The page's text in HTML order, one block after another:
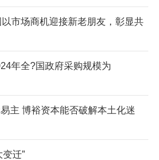
市场商机迎接新老朋友，彰显共
年全?国政府采购规模为
主 博裕资本能否破解本土化迷
迁”